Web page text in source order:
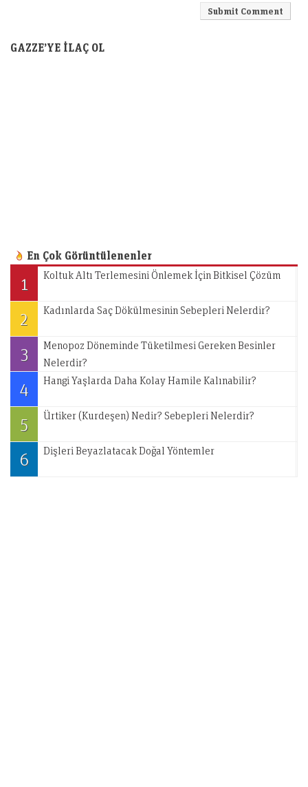
GAZZE’YE İLAÇ OL
En Çok Görüntülenenler
1 Koltuk Altı Terlemesini Önlemek İçin Bitkisel Çözüm
2 Kadınlarda Saç Dökülmesinin Sebepleri Nelerdir?
3
Menopoz Döneminde Tüketilmesi Gereken Besinler
Nelerdir?
4 Hangi Yaşlarda Daha Kolay Hamile Kalınabilir?
5 Ürtiker (Kurdeşen) Nedir? Sebepleri Nelerdir?
6 Dişleri Beyazlatacak Doğal Yöntemler